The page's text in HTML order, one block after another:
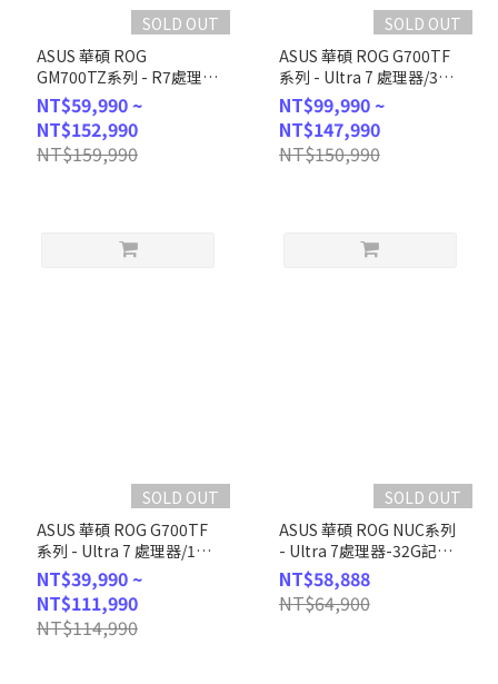
SOLD OUT
ASUS 華碩 ROG
GM700TZ系列 - R7處理
器/32G記憶體/1T
SSD/RX9070XT/Win11
(GM700TZ-
R8700F130W7A)
NT$59,990 ~
NT$152,990
NT$159,990
SOLD OUT
ASUS 華碩 ROG G700TF
系列 - Ultra 7 處理器/32G
記憶體/2T SSD/RTX5080
顯卡/Win11 (G700TF-
7265KF115W8)
NT$99,990 ~
NT$147,990
NT$150,990
SOLD OUT
ASUS 華碩 ROG G700TF
系列 - Ultra 7 處理器/16G
記憶體/1T
SSD/RTX4060Ti顯
卡/Win11 (G700TF-
7265KF231W46T)
NT$39,990 ~
NT$111,990
NT$114,990
SOLD OUT
ASUS 華碩 ROG NUC系列
- Ultra 7處理器-32G記憶
體/1TB SSD/RTX5060-
8G顯卡/Win11
(RNUC15JNK7X589A9)
NT$58,888
NT$64,900